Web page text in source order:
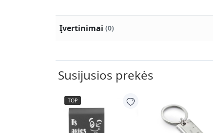
Įvertinimai (0)
Susijusios prekės
TOP